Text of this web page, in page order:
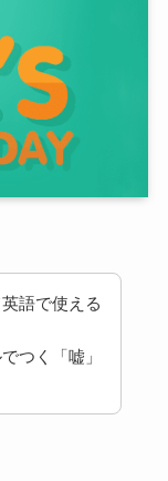
語で使える
つく「嘘」